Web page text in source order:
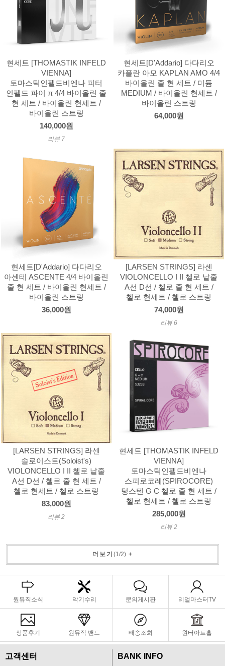
현세트 [THOMASTIK INFELD
VIENNA]
토마스틱인펠드비엔나 피터
인펠드 파이 π 4/4 바이올린 줄
현 세트 / 바이올린 현세트 /
바이올린 스트링
140,000원
리뷰 7
현세트[D'Addario] 다다리오
카플란 아모 KAPLAN AMO 4/4
바이올린 줄 현 세트 / 미듐
MEDIUM / 바이올린 현세트 /
바이올린 스트링
64,000원
현세트[D'Addario] 다다리오
아센테 ASCENTE 4/4 바이올린
줄 현 세트 / 바이올린 현세트 /
바이올린 스트링
36,000원
[LARSEN STRINGS] 라센
VIOLONCELLO I II 첼로 낱줄
A선 D선 / 첼로 줄 현 세트 /
첼로 현세트 / 첼로 스트링
74,000원
리뷰 6
[LARSEN STRINGS] 라센
솔로이스트(Soloist's)
VIOLONCELLO I II 첼로 낱줄
A선 D선 / 첼로 줄 현 세트 /
첼로 현세트 / 첼로 스트링
83,000원
리뷰 2
현세트 [THOMASTIK INFELD
VIENNA]
토마스틱인펠드비엔나
스피로코레(SPIROCORE)
텅스텐 G C 첼로 줄 현 세트 /
첼로 현세트 / 첼로 스트링
285,000원
리뷰 2
더보기 (1 /2)+
원뮤직소식 악기수리 문의게시판 리얼마스터TV
상품후기 원뮤직 밴드 배송조회 원터아트홀
고객센터 BANK INFO